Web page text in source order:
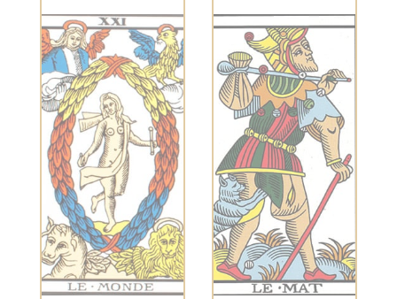
Incarne
l’accomplissement,
la réalisation et
l’intégration. Le
Monde indique
souvent que vous
avez atteint une
étape importante
de votre voyage.
Considéré comme
l’initiateur du
voyage à travers
les arcanes
majeurs, il
représente
l’innocence, le
départ, le potentiel
et l’exploration.